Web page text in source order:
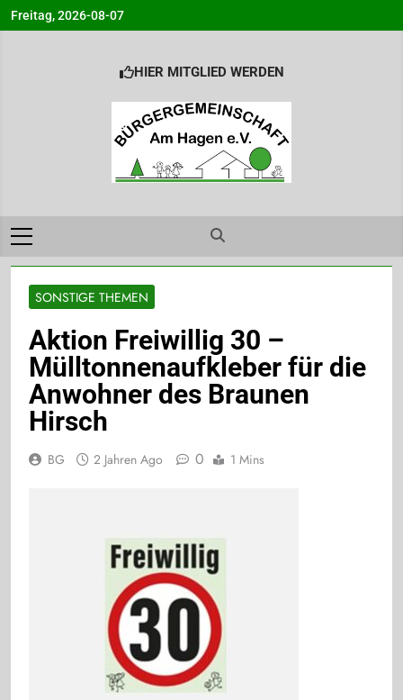
Skip
to
Freitag, 2026-08-07
HIER MITGLIED WERDEN
am Hagen
Ahrensburg
SONSTIGE THEMEN
Aktion Freiwillig 30 –
Mülltonnenaufkleber für die
Anwohner des Braunen
Hirsch
BG 2 Jahren Ago 0 1 Mins